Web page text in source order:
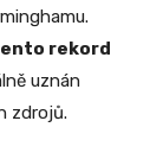
rekord
uznán
zdrojů.